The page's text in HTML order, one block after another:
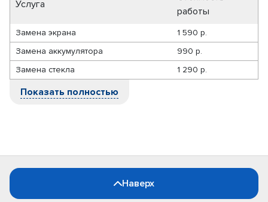
Услуга
работы
Замена экрана
1 590 р.
Замена аккумулятора
990 р.
Замена стекла
1 290 р.
Показать полностью
Наверх